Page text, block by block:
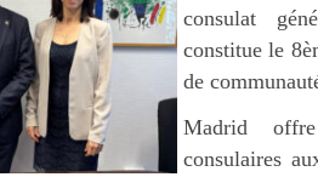
consulat
constitue le
de
Madrid
consulaires